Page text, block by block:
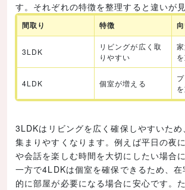
す。それぞれの特徴を整理すると違いが見
間取り 特徴
3LDK
リビングが広く取
りやすい
4LDK 個室が増える
3LDKはリビングを広く確保しやすいため
集まりやすくなります。例えば平日の夜
や会話を楽しむ時間を大切にしたい場合
一方で4LDKは個室を確保できるため、
的に部屋が必要になる場合に安心です。